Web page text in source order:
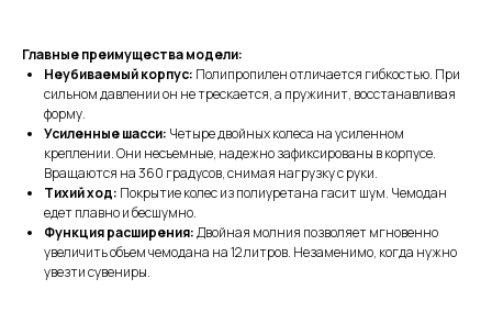
Главные преимущества модели:
Неубиваемый корпус: Полипропилен отличается гибкостью. При
сильном давлении он не трескается, а пружинит, восстанавливая
форму.
Усиленные шасси: Четыре двойных колеса на усиленном
креплении. Они несъемные, надежно зафиксированы в корпусе.
Вращаются на 360 градусов, снимая нагрузку с руки.
Тихий ход: Покрытие колес из полиуретана гасит шум. Чемодан
едет плавно и бесшумно.
Функция расширения:Двойная молния позволяет мгновенно
увеличить объем чемодана на 12 литров. Незаменимо, когда нужно
увезти сувениры.